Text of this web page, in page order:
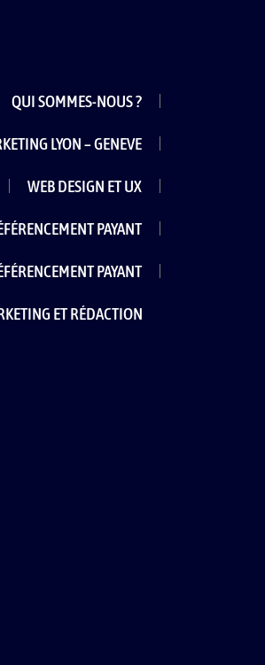
QUI SOMMES-NOUS ?
LYON – GENEVE
WEB DESIGN ET UX
PAYANT
PAYANT
ET RÉDACTION